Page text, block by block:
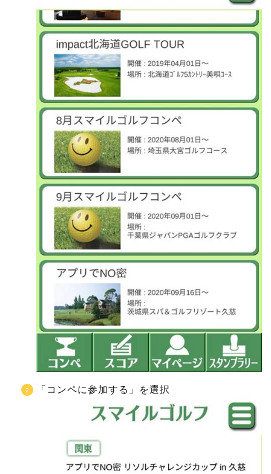
「コンペに参加する」を選択